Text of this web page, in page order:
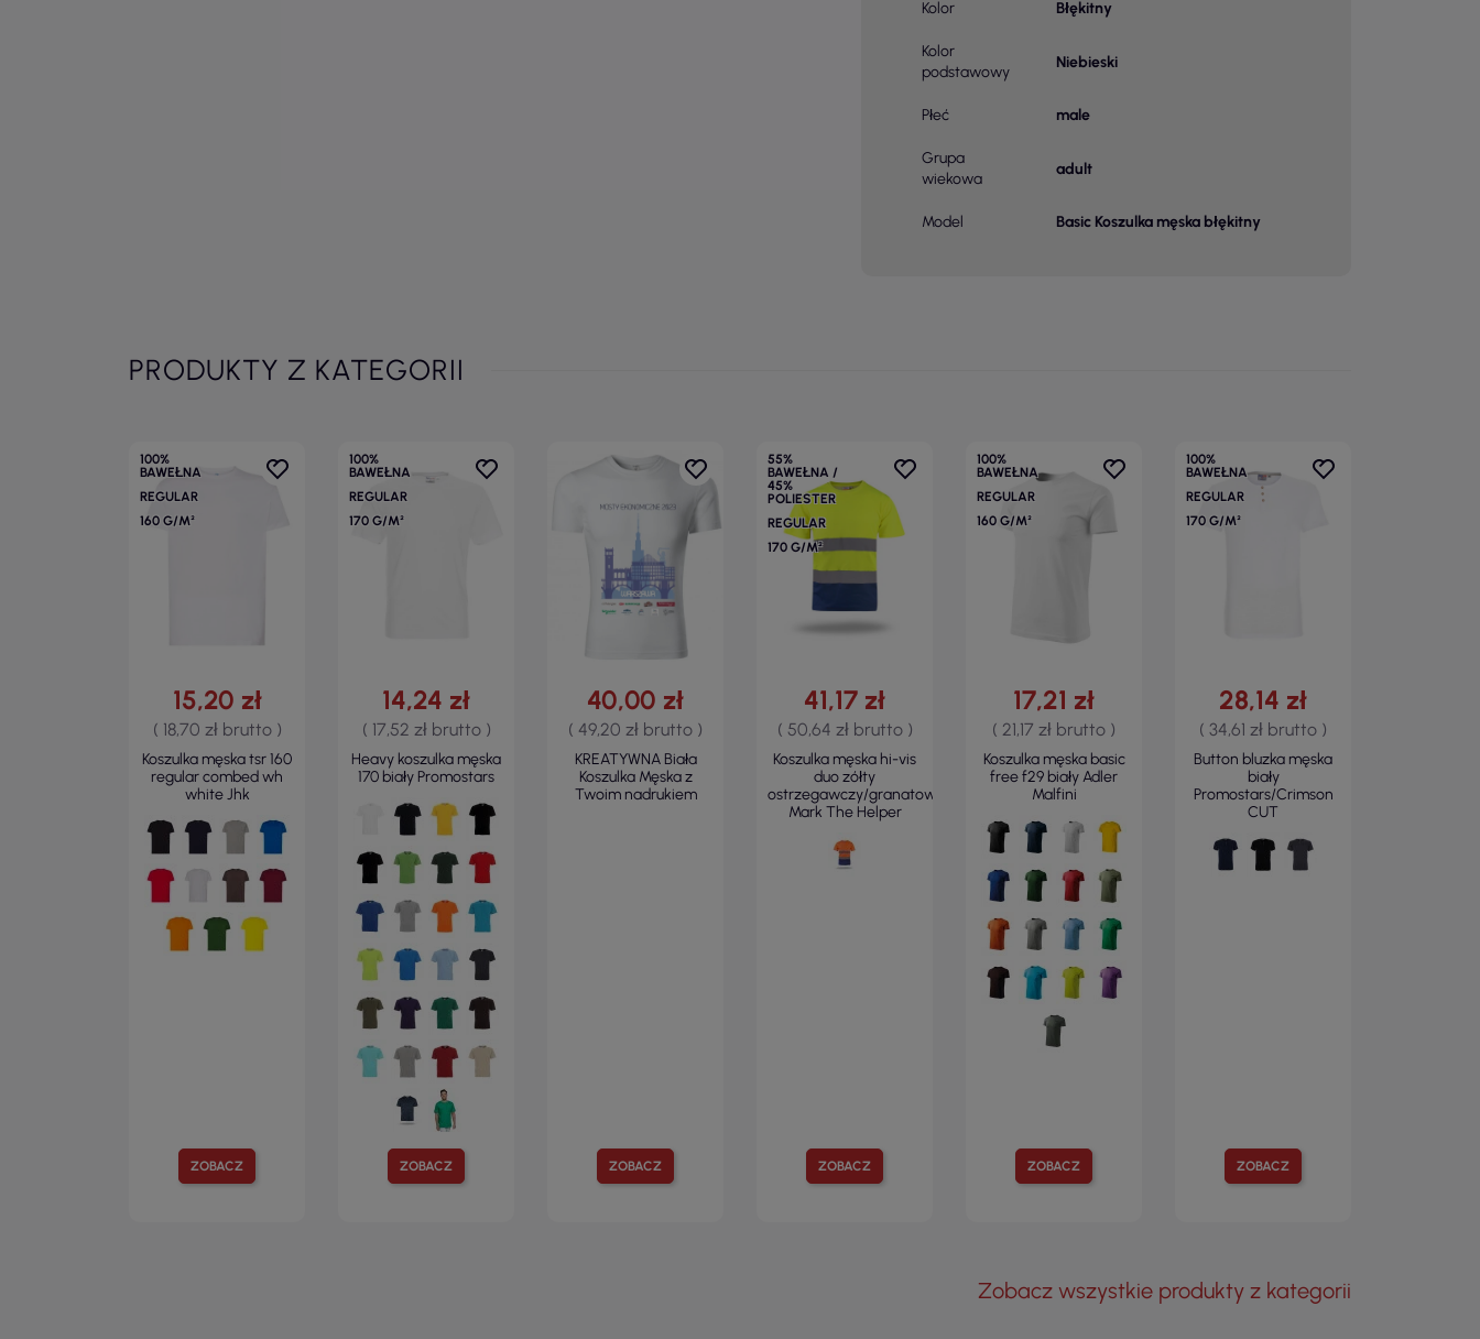
Kolor Błękitny
Kolor
podstawowy
Niebieski
Płeć male
Grupa
wiekowa
adult
Model Basic Koszulka męska błękitny
PRODUKTY Z KATEGORII
100%
BAWEŁNA
REGULAR
160 G/M²
ZOBACZ
15,20 zł
( 18,70 zł brutto )
Koszulka męska tsr 160
regular combed wh
white Jhk
100%
BAWEŁNA
REGULAR
170 G/M²
ZOBACZ
14,24 zł
( 17,52 zł brutto )
Heavy koszulka męska
170 biały Promostars
ZOBACZ
40,00 zł
( 49,20 zł brutto )
KREATYWNA Biała
Koszulka Męska z
Twoim nadrukiem
55%
BAWEŁNA /
45%
POLIESTER
REGULAR
170 G/M²
ZOBACZ
41,17 zł
( 50,64 zł brutto )
Koszulka męska hi-vis
duo zółty
ostrzegawczy/granatowy
Mark The Helper
100%
BAWEŁNA
REGULAR
160 G/M²
ZOBACZ
17,21 zł
( 21,17 zł brutto )
Koszulka męska basic
free f29 biały Adler
Malfini
100%
BAWEŁNA
REGULAR
170 G/M²
ZOBACZ
28,14 zł
( 34,61 zł brutto )
Button bluzka męska
biały
Promostars/Crimson
CUT
Zobacz wszystkie produkty z kategorii